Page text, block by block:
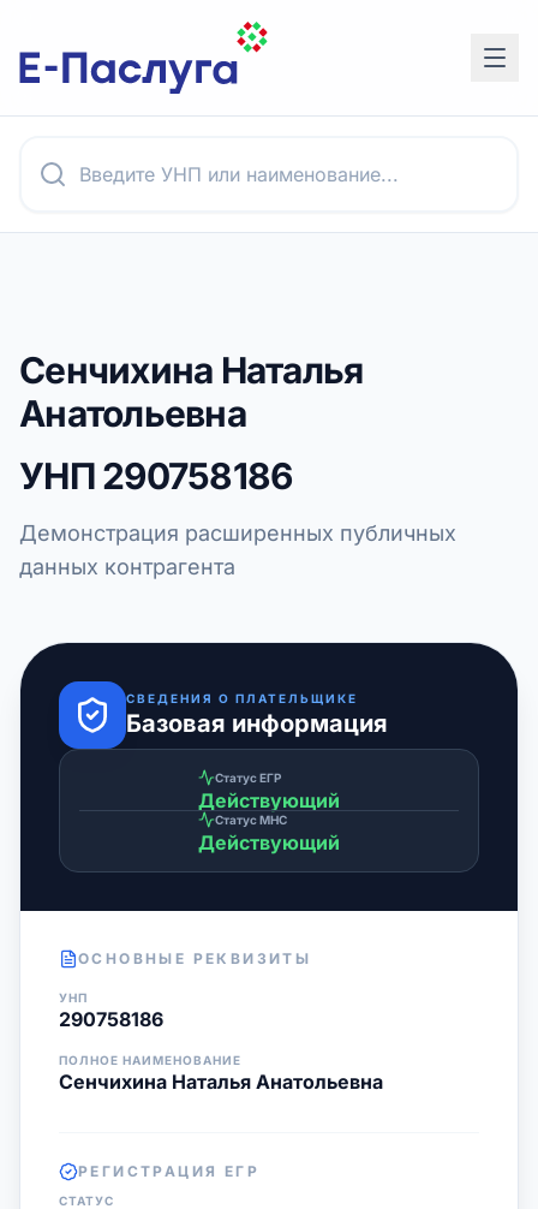
Сенчихина Наталья
Анатольевна
УНП290758186
Демонстрация расширенных публичных
данных контрагента
СВЕДЕНИЯ О ПЛАТЕЛЬЩИКЕ
Базовая информация
Статус ЕГР
Действующий
Статус МНС
Действующий
ОСНОВНЫЕ РЕКВИЗИТЫ
УНП
290758186
ПОЛНОЕ НАИМЕНОВАНИЕ
Сенчихина Наталья Анатольевна
РЕГИСТРАЦИЯ ЕГР
СТАТУС